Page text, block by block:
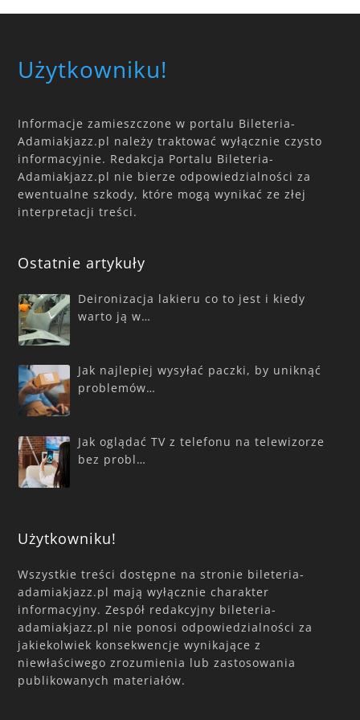
Użytkowniku!
Informacje zamieszczone w portalu Bileteria-
Adamiakjazz.pl należy traktować wyłącznie czysto
informacyjnie. Redakcja Portalu Bileteria-
Adamiakjazz.pl nie bierze odpowiedzialności za
ewentualne szkody, które mogą wynikać ze złej
interpretacji treści.
Ostatnie artykuły
Deironizacja lakieru co to jest i kiedy
warto ją w…
Jak najlepiej wysyłać paczki, by uniknąć
problemów…
Jak oglądać TV z telefonu na telewizorze
bez probl…
Użytkowniku!
Wszystkie treści dostępne na stronie bileteria-
adamiakjazz.pl mają wyłącznie charakter
informacyjny. Zespół redakcyjny bileteria-
adamiakjazz.pl nie ponosi odpowiedzialności za
jakiekolwiek konsekwencje wynikające z
niewłaściwego zrozumienia lub zastosowania
publikowanych materiałów.